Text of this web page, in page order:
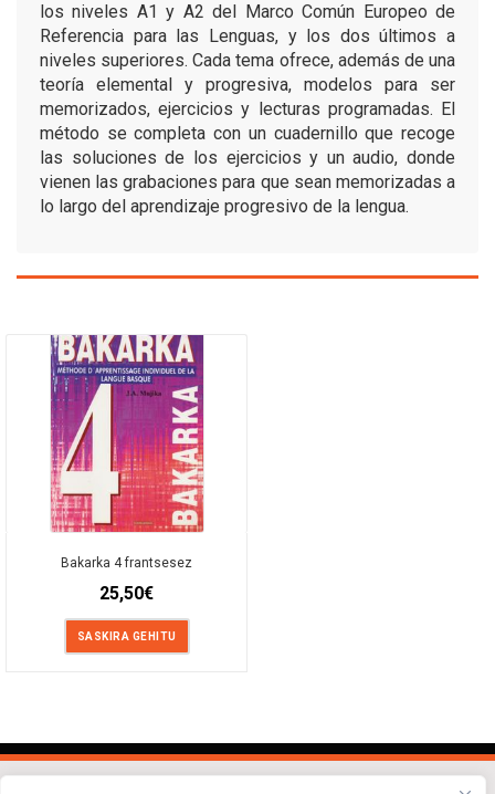
los niveles A1 y A2 del Marco Común Europeo de
Referencia para las Lenguas, y los dos últimos a
niveles superiores. Cada tema ofrece, además de una
teoría elemental y progresiva, modelos para ser
memorizados, ejercicios y lecturas programadas. El
método se completa con un cuadernillo que recoge
las soluciones de los ejercicios y un audio, donde
vienen las grabaciones para que sean memorizadas a
lo largo del aprendizaje progresivo de la lengua.
Bakarka 4 frantsesez
25,50€
SASKIRA GEHITU